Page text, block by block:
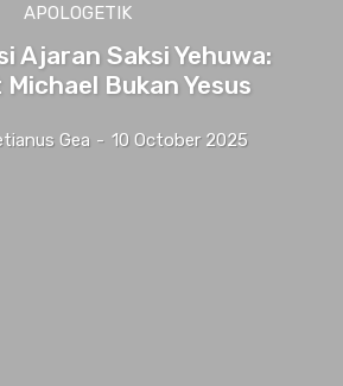
APOLOGETIK
Ajaran Saksi Yehuwa:
Bukan Yesus
Gea - 10 October 2025